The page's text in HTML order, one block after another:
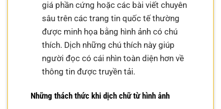
giá phần cứng hoặc các bài viết chuyên
sâu trên các trang tin quốc tế thường
được minh họa bằng hình ảnh có chú
thích. Dịch những chú thích này giúp
người đọc có cái nhìn toàn diện hơn về
thông tin được truyền tải.
Những thách thức khi dịch chữ từ hình ảnh